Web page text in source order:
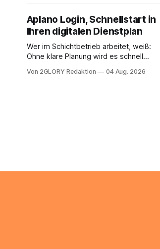
Aplano Login, Schnellstart in
Ihren digitalen Dienstplan
Wer im Schichtbetrieb arbeitet, weiß:
Ohne klare Planung wird es schnell
zentraler Zugangspunkt, um dienstpläne,
Von 2GLORY Redaktion 04 Aug. 2026